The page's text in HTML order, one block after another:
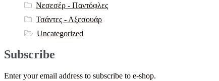
Νεσεσέρ - Παντόφλες
Τσάντες - Αξεσουάρ
Uncategorized
Subscribe
Enter your email address to subscribe to e-shop.